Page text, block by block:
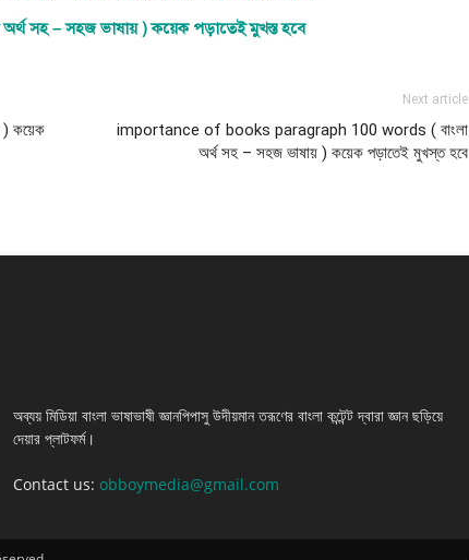
সহ – সহজ ভাষায় ) কয়েক পড়াতেই মুখস্ত হবে
) কয়েক
Next article
importance of books paragraph 100 words ( বাংলা
অর্থ সহ – সহজ ভাষায় ) কয়েক পড়াতেই মুখস্ত হবে
অব্যয় মিডিয়া বাংলা ভাষাভাষী জ্ঞানপিপাসু উদীয়মান তরূণের বাংলা কন্টেন্ট দ্বারা জ্ঞান ছড়িয়ে
দেয়ার প্লাটফর্ম।
Contact us: obboymedia@gmail.com